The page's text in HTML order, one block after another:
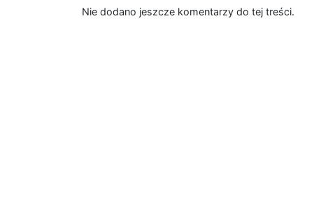
Nie dodano jeszcze komentarzy do tej treści.